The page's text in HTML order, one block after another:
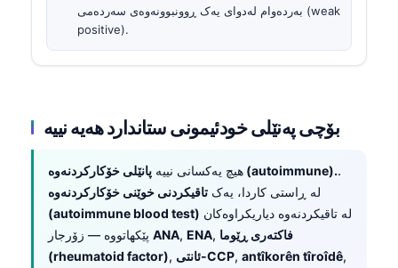
بەردەوام لەدوای یەک ڕوونبوونەوەی سەردەمی (weak
positive).
بۆچی پەنێلی خودئیمونی ستاندارد هەیە نییە
هیچ یەکسانی نییە پانێلی خۆکارکردنەوە (autoimmune)..
لە ڕاستی کاردا، یەک تاقیکردنی خوێنی خۆکارکردنەوە
(autoimmune blood test)
ANA, ENA, فاکتەری ڕێوما
(rheumatoid factor), ئانتی-CCP, antîkorên tîroîdê,